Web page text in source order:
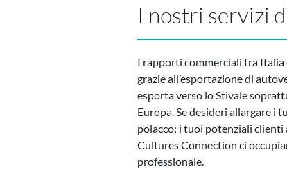
I nostri servizi
I rapporti commerciali tra
grazie all’esportazione di
esporta verso lo Stivale
Europa. Se desideri allargare i
polacco: i tuoi potenziali clienti
Cultures Connection ci
professionale.